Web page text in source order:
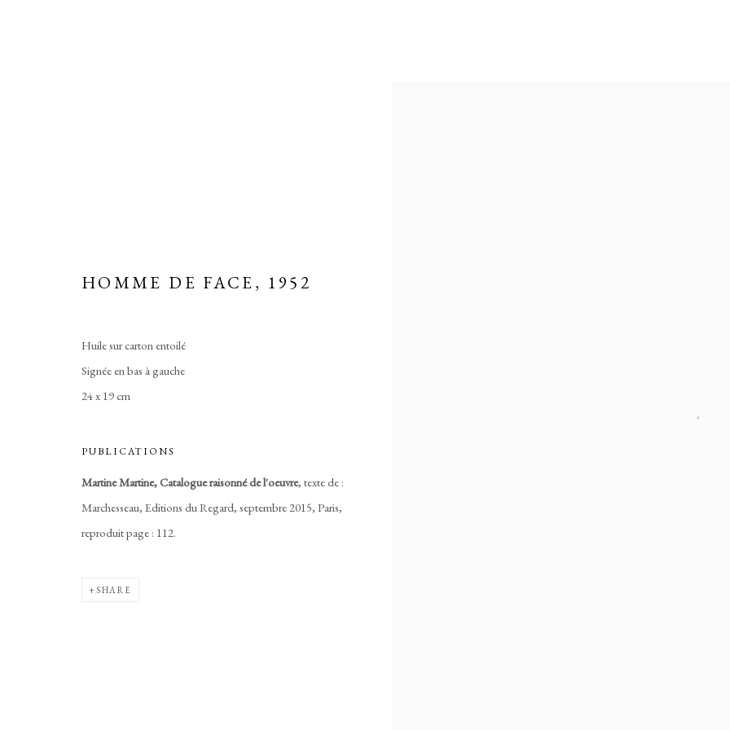
Manage cookies
HOMME DE FACE, 1952
Huile sur carton entoilé
Signée en bas à gauche
24 x 19 cm
PUBLICATIONS
Martine Martine,Catalogue raisonné de l'oeuvre, texte de :
Marchesseau, Editions du Regard, septembre 2015, Paris,
reproduit page : 112.
SHARE